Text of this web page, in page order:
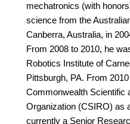
mechatronics (with
science from the
Canberra, Australia, in
From 2008 to 2010, he
Robotics Institute of
Pittsburgh, PA. From
Commonwealth Scientific
Organization (CSIRO) as
currently a Senior